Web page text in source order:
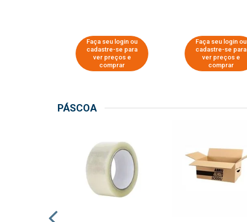
Faça seu login ou
cadastre-se para
ver preços e
comprar
Faça seu login ou
cadastre-se para
ver preços e
comprar
PÁSCOA